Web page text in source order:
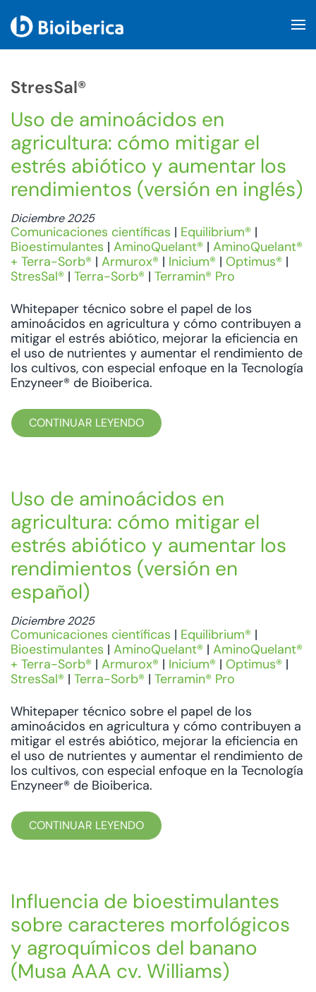
StresSal®
Uso de aminoácidos en
agricultura: cómo mitigar el
estrés abiótico y aumentar los
rendimientos (versión en inglés)
Diciembre 2025
Comunicaciones científicas | Equilibrium® |
Bioestimulantes | AminoQuelant® | AminoQuelant®
+ Terra-Sorb® | Armurox® | Inicium® | Optimus® |
StresSal® | Terra-Sorb® | Terramin® Pro
Whitepaper técnico sobre el papel de los
aminoácidos en agricultura y cómo contribuyen a
mitigar el estrés abiótico, mejorar la eficiencia en
el uso de nutrientes y aumentar el rendimiento de
los cultivos, con especial enfoque en la Tecnología
Enzyneer® de Bioiberica.
CONTINUAR LEYENDO
Uso de aminoácidos en
agricultura: cómo mitigar el
estrés abiótico y aumentar los
rendimientos (versión en
español)
Diciembre 2025
Comunicaciones científicas | Equilibrium® |
Bioestimulantes | AminoQuelant® | AminoQuelant®
+ Terra-Sorb® | Armurox® | Inicium® | Optimus® |
StresSal® | Terra-Sorb® | Terramin® Pro
Whitepaper técnico sobre el papel de los
aminoácidos en agricultura y cómo contribuyen a
mitigar el estrés abiótico, mejorar la eficiencia en
el uso de nutrientes y aumentar el rendimiento de
los cultivos, con especial enfoque en la Tecnología
Enzyneer® de Bioiberica.
CONTINUAR LEYENDO
Influencia de bioestimulantes
sobre caracteres morfológicos
y agroquímicos del banano
(Musa AAA cv. Williams)